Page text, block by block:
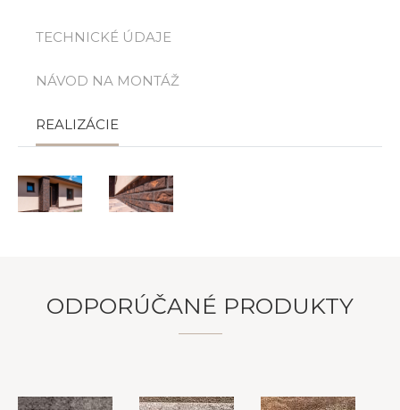
TECHNICKÉ ÚDAJE
NÁVOD NA MONTÁŽ
REALIZÁCIE
ODPORÚČANÉ PRODUKTY